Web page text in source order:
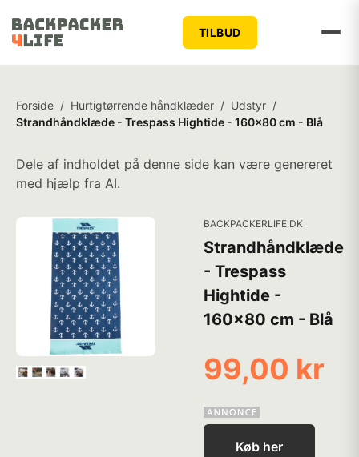
TILBUD
Forside / Hurtigtørrende håndklæder / Udstyr /
Strandhåndklæde - Trespass Hightide - 160x80 cm - Blå
Dele af indholdet på denne side kan være genereret
med hjælp fra AI.
BACKPACKERLIFE.DK
Strandhåndklæde
- Trespass
Hightide -
160x80 cm - Blå
99,00 kr
Køb her